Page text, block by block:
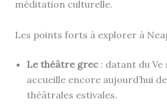
méditation culturelle.
Les points forts à explorer à
Le théâtre grec: datant du Ve
accueille encore aujourd’hui
théâtrales estivales.